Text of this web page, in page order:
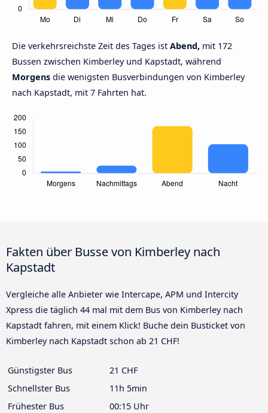
Die verkehrsreichste Zeit des Tages ist Abend, mit 172
Bussen zwischen Kimberley und Kapstadt, während
Morgens die wenigsten Busverbindungen von Kimberley
nach Kapstadt, mit 7 Fahrten hat.
Fakten über Busse von Kimberley nach
Kapstadt
Vergleiche alle Anbieter wie Intercape, APM und Intercity
Xpress die täglich 44 mal mit dem Bus von Kimberley nach
Kapstadt fahren, mit einem Klick! Buche dein Busticket von
Kimberley nach Kapstadt schon ab 21 CHF!
Günstigster Bus
21 CHF
Schnellster Bus
11h 5min
Frühester Bus
00:15 Uhr